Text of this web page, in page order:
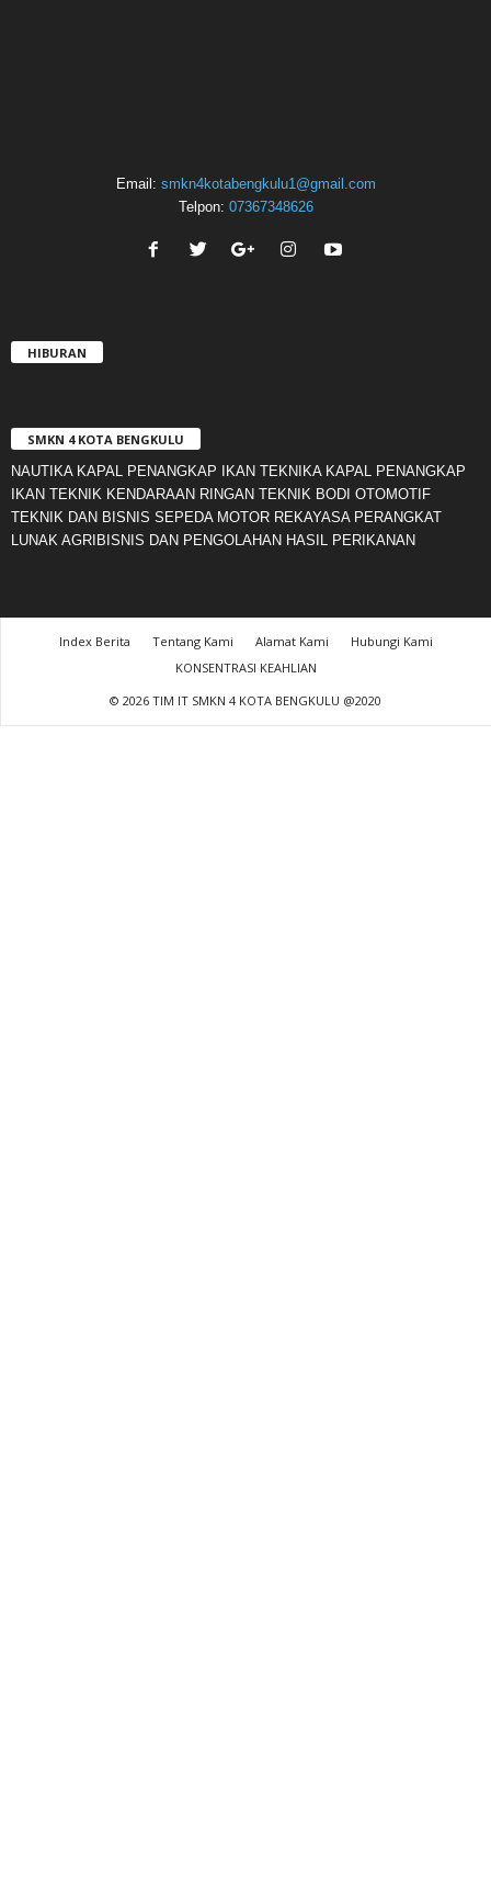
Email: smkn4kotabengkulu1@gmail.com
Telpon: 07367348626
HIBURAN
SMKN 4 KOTA BENGKULU
NAUTIKA KAPAL PENANGKAP IKAN TEKNIKA KAPAL PENANGKAP
IKAN TEKNIK KENDARAAN RINGAN TEKNIK BODI OTOMOTIF
TEKNIK DAN BISNIS SEPEDA MOTOR REKAYASA PERANGKAT
LUNAK AGRIBISNIS DAN PENGOLAHAN HASIL PERIKANAN
Index Berita Tentang Kami Alamat Kami
Hubungi Kami
KONSENTRASI KEAHLIAN
© 2026 TIM IT SMKN 4 KOTA BENGKULU @2020